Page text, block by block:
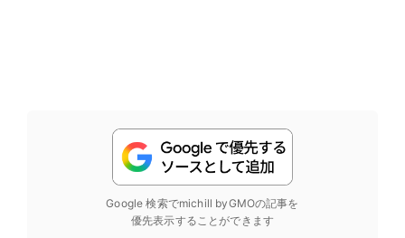
Google 検索でmichill byGMOの記事を
優先表示することができます